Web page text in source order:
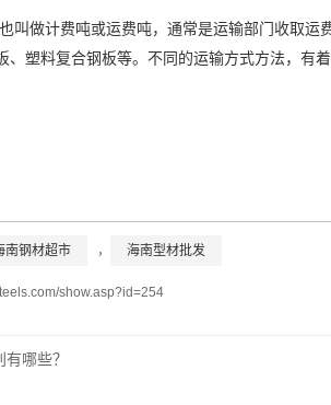
做计费吨或运费吨，通常是运输部门收取运
、塑料复合钢板等。不同的运输方式方法，有
南钢材超市 ， 海南型材批发
show.asp?id=254
哪些？